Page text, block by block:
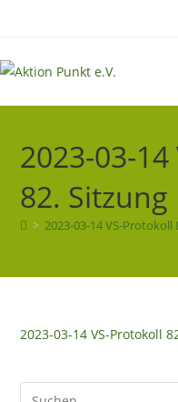
springen
2023-03-
82. Sitzung
> 2023-03-14 VS-Protokoll
2023-03-14 VS-Protokoll